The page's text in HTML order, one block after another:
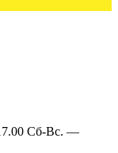
Сб-Вс. —